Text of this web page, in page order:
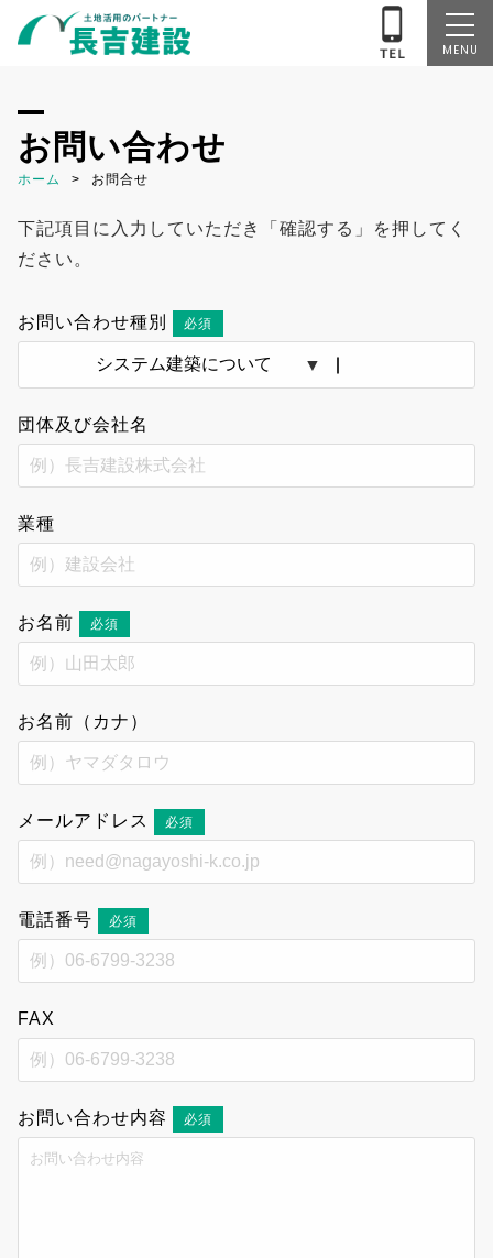
MENU
お問い合わせ
ホーム お問合せ
下記項目に入力していただき「確認する」を押してく
ださい。
お問い合わせ種別 必須
団体及び会社名
業種
お名前 必須
お名前（カナ）
メールアドレス 必須
電話番号 必須
FAX
お問い合わせ内容 必須